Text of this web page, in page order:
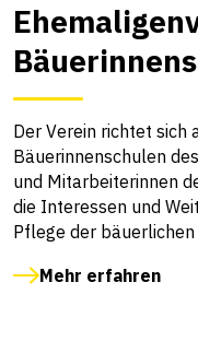
Der Verein richtet sich
Bäuerinnenschulen
und Mitarbeiterinnen
die Interessen und
Pflege der bäuerlichen
Mehr erfahren